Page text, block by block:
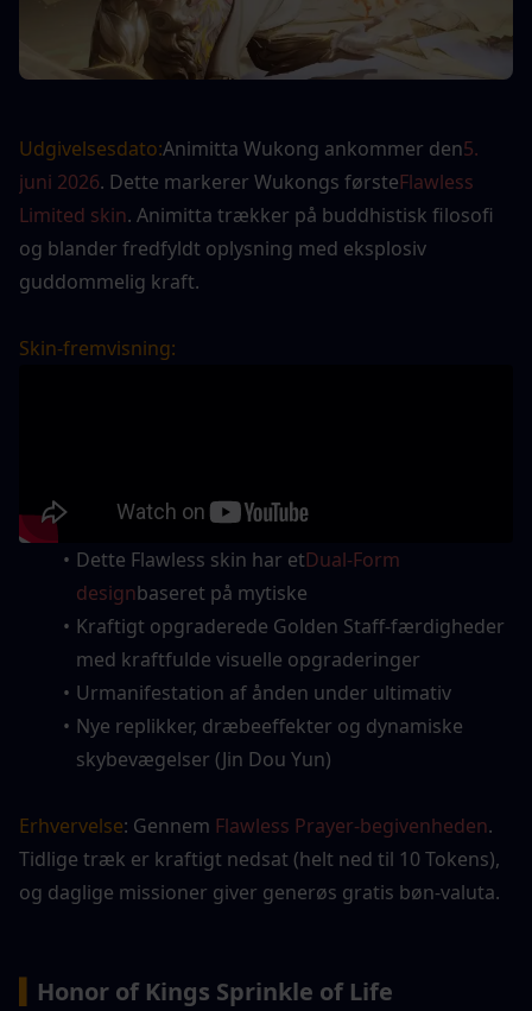
Udgivelsesdato:Animitta Wukong ankommer den5.
juni 2026. Dette markerer Wukongs førsteFlawless
Limited skin. Animitta trækker på buddhistisk filosofi
og blander fredfyldt oplysning med eksplosiv
guddommelig kraft.
Skin-fremvisning:
Dette Flawless skin har etDual-Form
designbaseret på mytiske
Kraftigt opgraderede Golden Staff-færdigheder
med kraftfulde visuelle opgraderinger
Urmanifestation af ånden under ultimativ
Nye replikker, dræbeeffekter og dynamiske
skybevægelser (Jin Dou Yun)
Erhvervelse: Gennem Flawless Prayer-begivenheden.
Tidlige træk er kraftigt nedsat (helt ned til 10 Tokens),
og daglige missioner giver generøs gratis bøn-valuta.
Honor of Kings Sprinkle of Life